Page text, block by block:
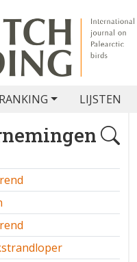
RANKING LIJSTEN